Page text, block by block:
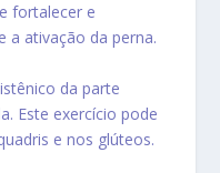
fortalecer e
a ativação da perna.
da parte
Este exercício pode
e nos glúteos.